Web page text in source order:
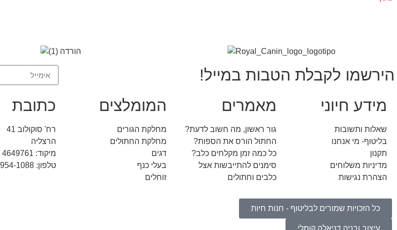
הירשמו לקבלת הטבות במייל!
מידע חיוני
שאלות ותשובות
בליטוף- מי אנחנו
תקנון
מדיניות משלוחים
הצהרת נגישות
מאמרים
גור ראשון, מה חשוב לדעת?
החתול הורס את הספות?
כל כמה זמן מקלחים כלב?
סימנים להתייבשות אצל
כלבים וחתולים
המומלצים
מחלקת הגורים
מחלקת החתולים
דגים
בעלי כנף
זוחלים
כתובת
רח' סוקולוב 41
הרצליה
מיקוד: 4649761
טלפון: 09-954-1088
כל הזכויות שמורים לבליטוף - חנות חיות